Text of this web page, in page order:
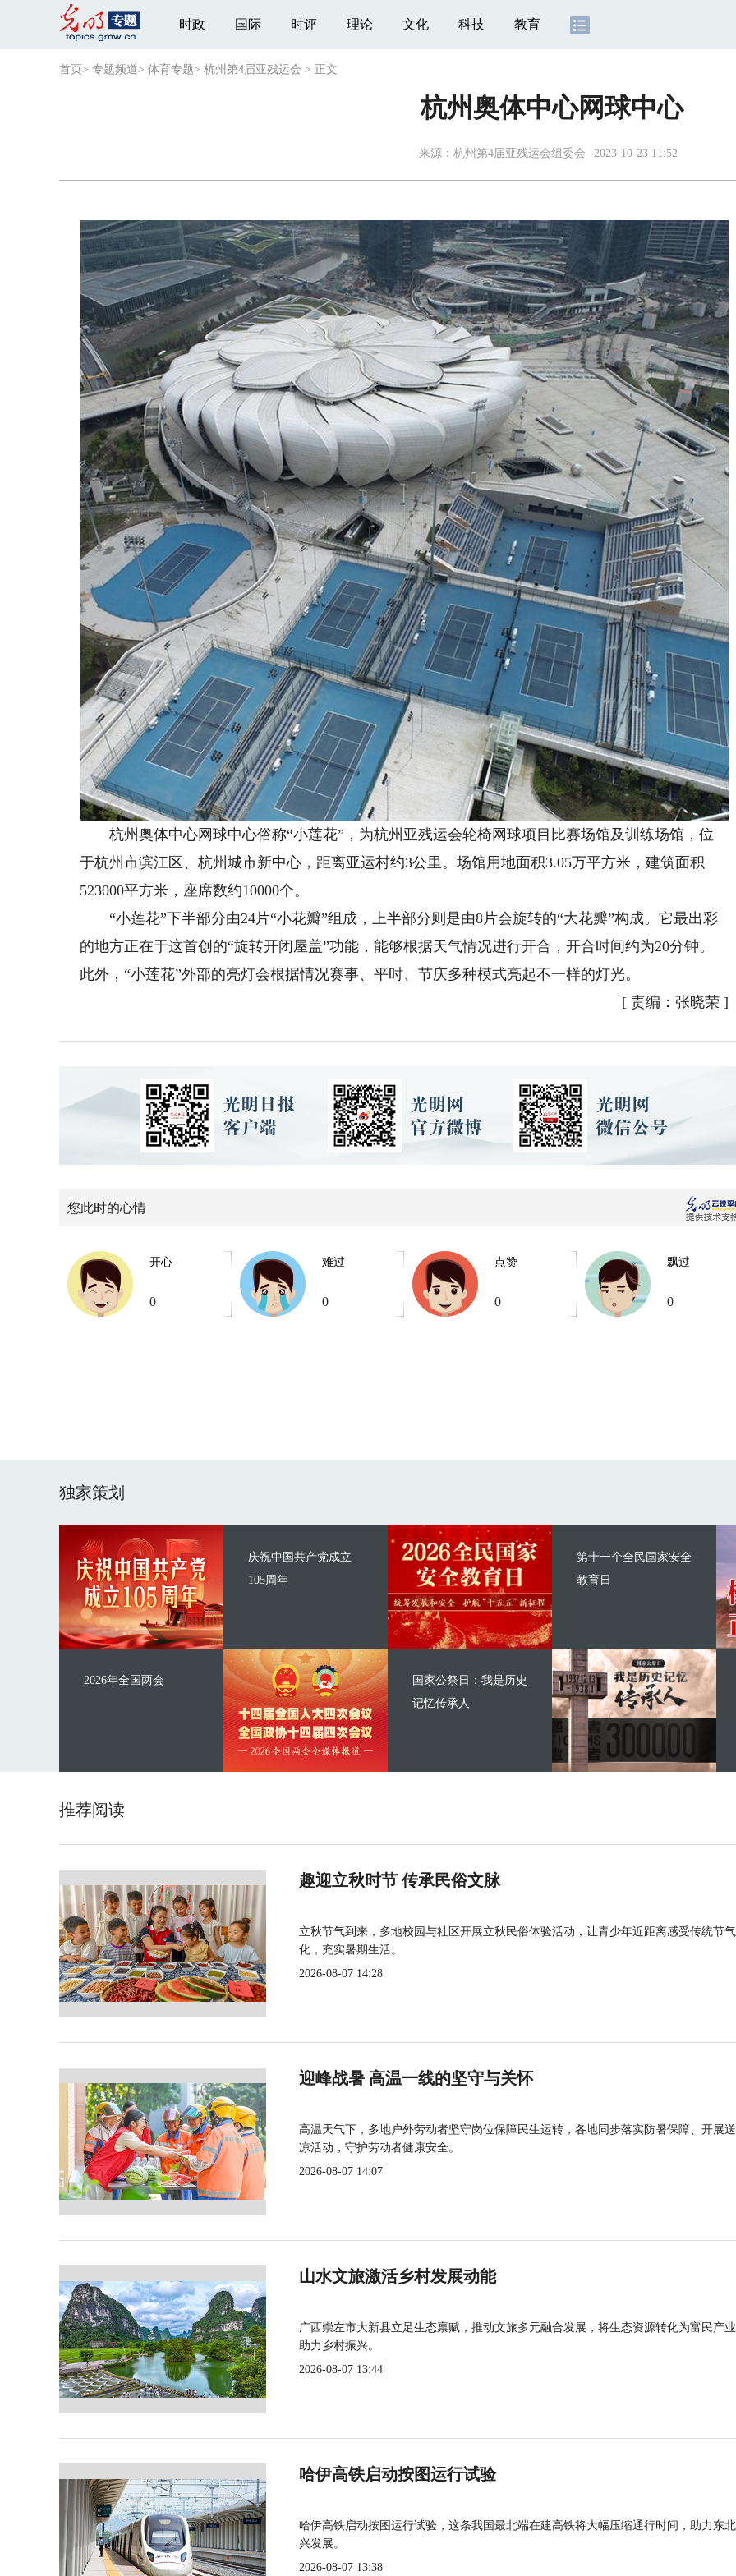
时政 国际 时评 理论 文化 科技 教育
首页 > 专题频道> 体育专题> 杭州第4届亚残运会 > 正文
杭州奥体中心网球中心
来源：杭州第4届亚残运会组委会 2023-10-23 11:52
杭州奥体中心网球中心俗称“小莲花”，为杭州亚残运会轮椅网球项目比赛场馆及训练场馆，位
于杭州市滨江区、杭州城市新中心，距离亚运村约3公里。场馆用地面积3.05万平方米，建筑面积
523000平方米，座席数约10000个。
“小莲花”下半部分由24片“小花瓣”组成，上半部分则是由8片会旋转的“大花瓣”构成。它最出彩
的地方正在于这首创的“旋转开闭屋盖”功能，能够根据天气情况进行开合，开合时间约为20分钟。
此外，“小莲花”外部的亮灯会根据情况赛事、平时、节庆多种模式亮起不一样的灯光。
[ 责编：张晓荣]
您此时的心情
开心
0
难过
0
点赞
0
飘过
0
独家策划
庆祝中国共产党成立
105周年
2026年全国两会
第十一个全民国家安全
教育日
国家公祭日：我是历史
记忆传承人
推荐阅读
趣迎立秋时节 传承民俗文脉
立秋节气到来，多地校园与社区开展立秋民俗体验活动，让青少年近距离感受传统节
化，充实暑期生活。
2026-08-07 14:28
迎峰战暑 高温一线的坚守与关怀
高温天气下，多地户外劳动者坚守岗位保障民生运转，各地同步落实防暑保障、开展
凉活动，守护劳动者健康安全。
2026-08-07 14:07
山水文旅激活乡村发展动能
广西崇左市大新县立足生态禀赋，推动文旅多元融合发展，将生态资源转化为富民产
助力乡村振兴。
2026-08-07 13:44
哈伊高铁启动按图运行试验
哈伊高铁启动按图运行试验，这条我国最北端在建高铁将大幅压缩通行时间，助力东
兴发展。
2026-08-07 13:38